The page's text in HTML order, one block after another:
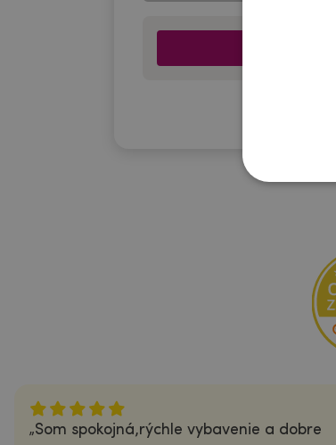
Som spokojná,rýchle vybavenie a dobre